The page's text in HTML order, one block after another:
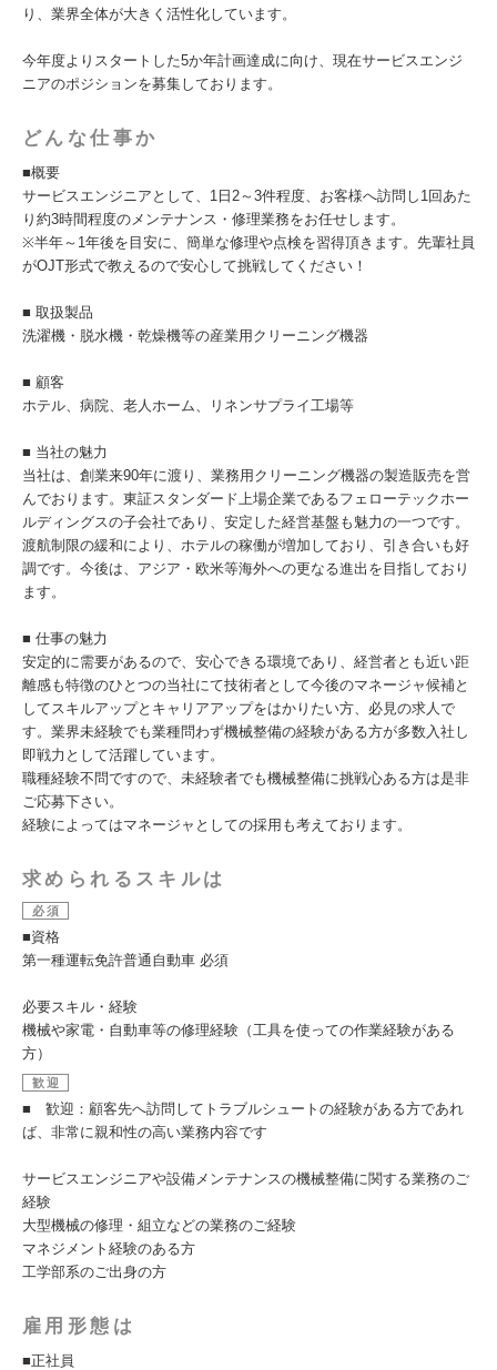
り、業界全体が大きく活性化しています。
今年度よりスタートした5か年計画達成に向け、現在サービスエンジ
ニアのポジションを募集しております。
どんな仕事か
■概要
サービスエンジニアとして、1日2～3件程度、お客様へ訪問し1回あた
り約3時間程度のメンテナンス・修理業務をお任せします。
※半年～1年後を目安に、簡単な修理や点検を習得頂きます。先輩社員
がOJT形式で教えるので安心して挑戦してください！
■ 取扱製品
洗濯機・脱水機・乾燥機等の産業用クリーニング機器
■ 顧客
ホテル、病院、老人ホーム、リネンサプライ工場等
■ 当社の魅力
当社は、創業来90年に渡り、業務用クリーニング機器の製造販売を営
んでおります。東証スタンダード上場企業であるフェローテックホー
ルディングスの子会社であり、安定した経営基盤も魅力の一つです。
渡航制限の緩和により、ホテルの稼働が増加しており、引き合いも好
調です。今後は、アジア・欧米等海外への更なる進出を目指しており
ます。
■ 仕事の魅力
安定的に需要があるので、安心できる環境であり、経営者とも近い距
離感も特徴のひとつの当社にて技術者として今後のマネージャ候補と
してスキルアップとキャリアアップをはかりたい方、必見の求人で
す。業界未経験でも業種問わず機械整備の経験がある方が多数入社し
即戦力として活躍しています。
職種経験不問ですので、未経験者でも機械整備に挑戦心ある方は是非
ご応募下さい。
経験によってはマネージャとしての採用も考えております。
求められるスキルは
必須
■資格
第一種運転免許普通自動車 必須
必要スキル・経験
機械や家電・自動車等の修理経験（工具を使っての作業経験がある
方）
歓迎
■ 歓迎：顧客先へ訪問してトラブルシュートの経験がある方であれ
ば、非常に親和性の高い業務内容です
サービスエンジニアや設備メンテナンスの機械整備に関する業務のご
経験
大型機械の修理・組立などの業務のご経験
マネジメント経験のある方
工学部系のご出身の方
雇用形態は
■正社員